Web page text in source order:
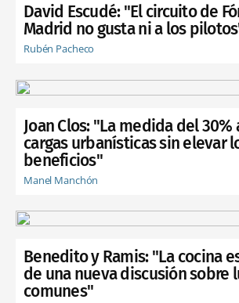
David Escudé: "El circuito de
Madrid no gusta ni a los
Rubén Pacheco
Joan Clos: "La medida del
cargas urbanísticas sin elevar
beneficios"
Manel Manchón
Benedito y Ramis: "La cocina
de una nueva discusión sobre
comunes"